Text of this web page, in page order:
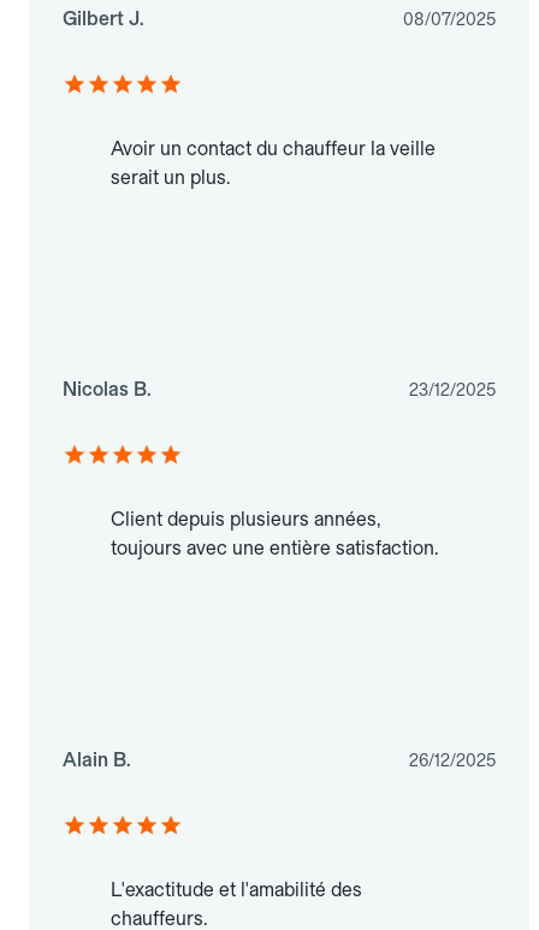
Gilbert J. 08/07/2025
Avoir un contact du chauffeur la veille
serait un plus.
Nicolas B. 23/12/2025
Client depuis plusieurs années,
toujours avec une entière satisfaction.
Alain B. 26/12/2025
L'exactitude et l'amabilité des
chauffeurs.